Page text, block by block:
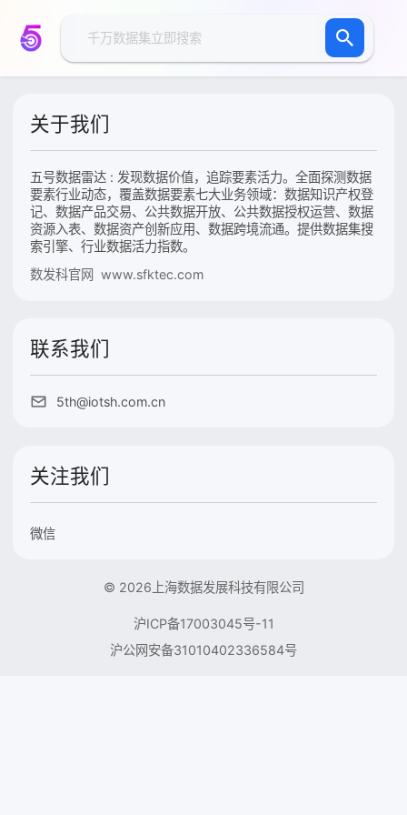
关于我们
五号数据雷达 : 发现数据价值，追踪要素活力。全面探测数据
要素行业动态，覆盖数据要素七大业务领域：数据知识产权登
记、数据产品交易、公共数据开放、公共数据授权运营、数据
资源入表、数据资产创新应用、数据跨境流通。提供数据集搜
索引擎、行业数据活力指数。
数发科官网 www.sfktec.com
联系我们
5th@iotsh.com.cn
关注我们
微信
© 2026上海数据发展科技有限公司
沪ICP备17003045号-11
沪公网安备31010402336584号